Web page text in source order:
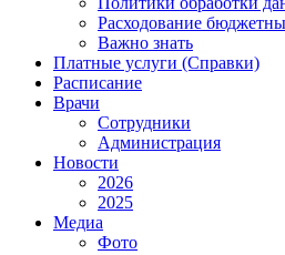
Расходование
Важно знать
Платные услуги (Справки)
Расписание
Врачи
Сотрудники
Администрация
Новости
2026
2025
Медиа
Фото